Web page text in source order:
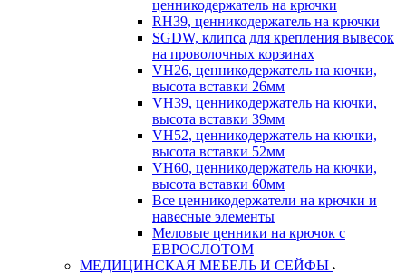
ценникодержатель на крючки
RH39, ценникодержатель на крючки
SGDW, клипса для крепления вывесок
на проволочных корзинах
VH26, ценникодержатель на кючки,
высота вставки 26мм
VH39, ценникодержатель на кючки,
высота вставки 39мм
VH52, ценникодержатель на кючки,
высота вставки 52мм
VH60, ценникодержатель на кючки,
высота вставки 60мм
Все ценникодержатели на крючки и
навесные элементы
Меловые ценники на крючок с
ЕВРОСЛОТОМ
МЕДИЦИНСКАЯ МЕБЕЛЬ И СЕЙФЫ